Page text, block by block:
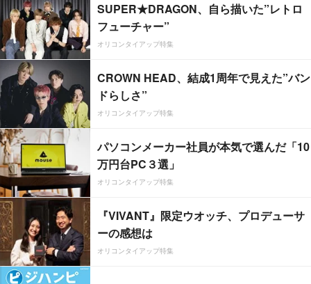
SUPER★DRAGON、自ら描いた”レトロ
フューチャー”
オリコンタイアップ特集
CROWN HEAD、結成1周年で見えた”バン
ドらしさ”
オリコンタイアップ特集
パソコンメーカー社員が本気で選んだ「10
万円台PC３選」
オリコンタイアップ特集
『VIVANT』限定ウオッチ、プロデューサ
ーの感想は
オリコンタイアップ特集